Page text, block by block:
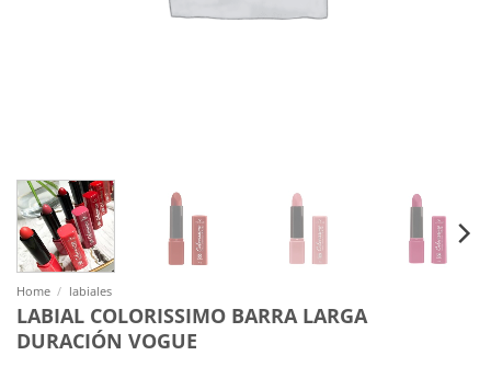
Home / labiales
LABIAL COLORISSIMO BARRA LARGA
DURACIÓN VOGUE